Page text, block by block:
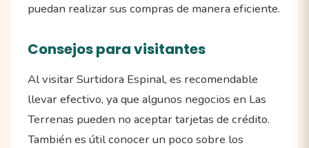
puedan realizar sus compras de manera eficiente.
Consejos para visitantes
Al visitar Surtidora Espinal, es recomendable
llevar efectivo, ya que algunos negocios en Las
Terrenas pueden no aceptar tarjetas de crédito.
También es útil conocer un poco sobre los